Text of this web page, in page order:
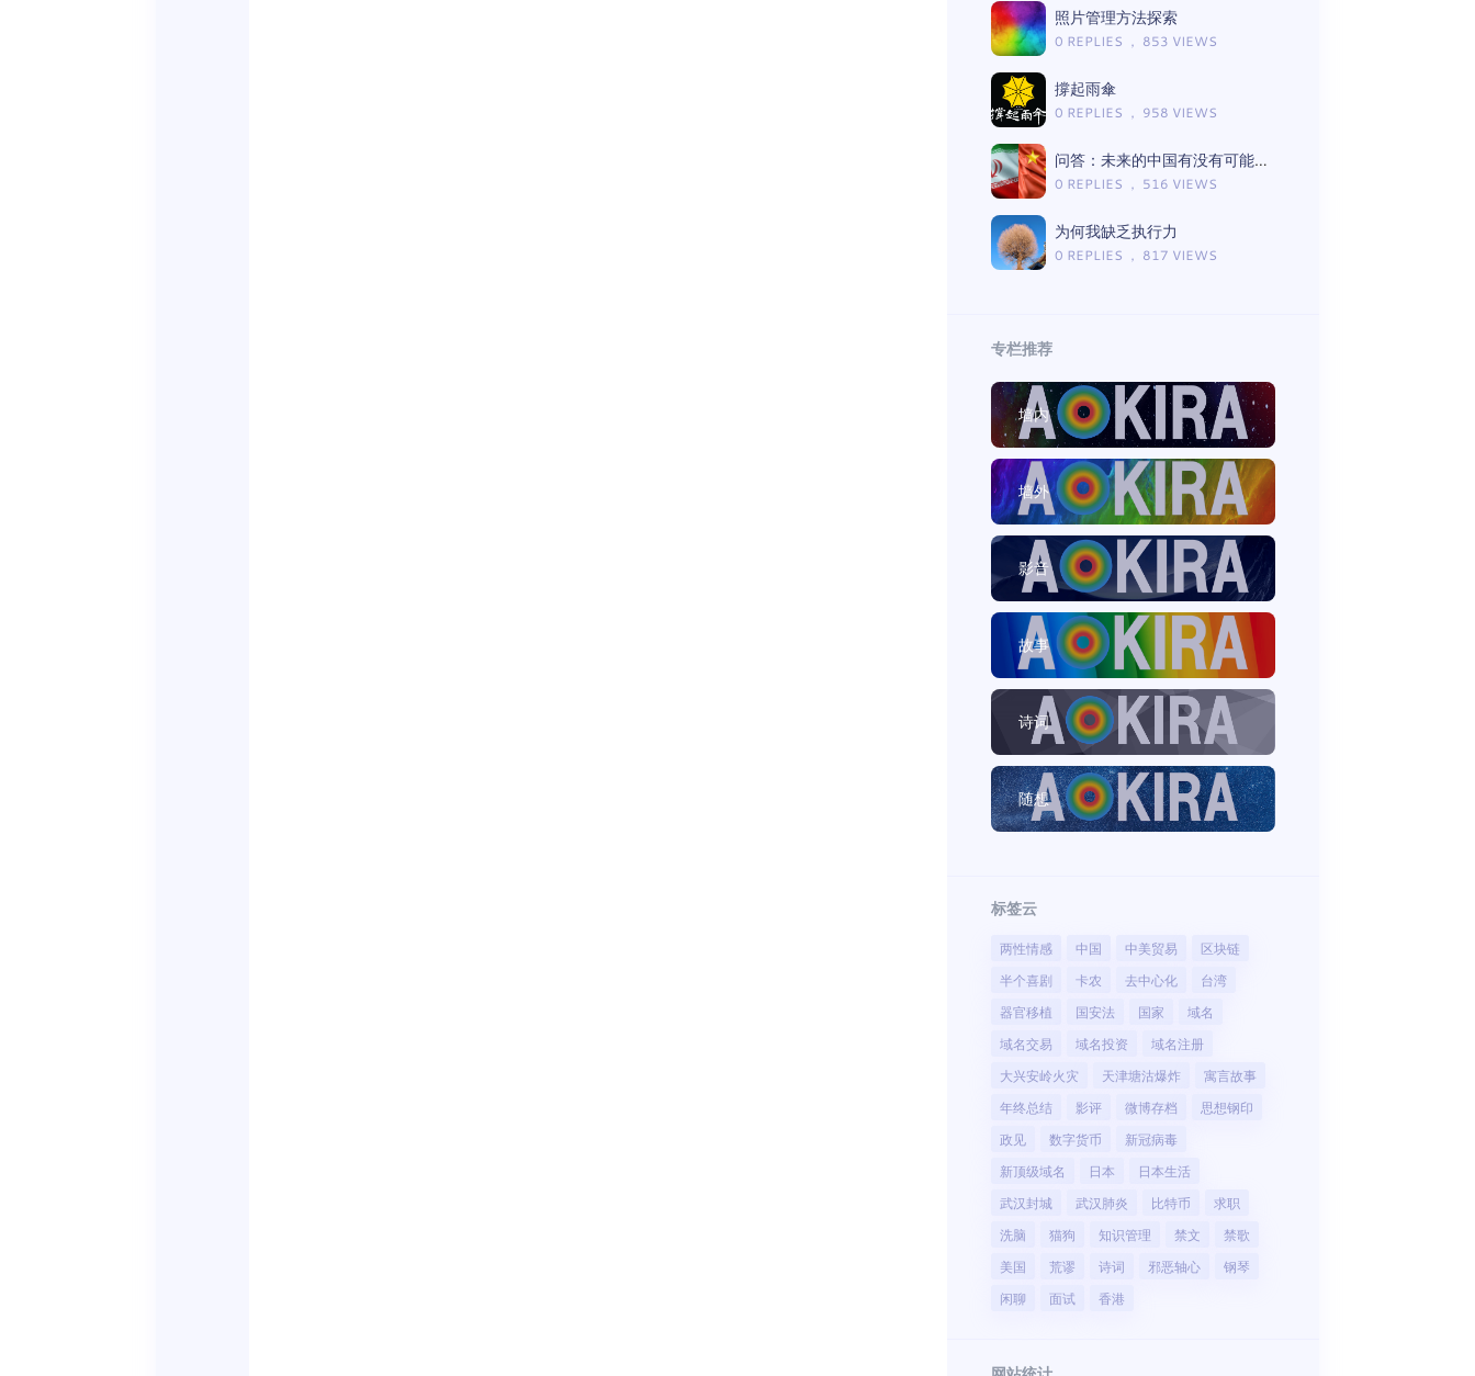
照片管理方法探索
0 REPLIES ， 853 VIEWS
撐起雨傘
0 REPLIES ， 958 VIEWS
问答：未来的中国有没有可能变成今天的伊朗？
0 REPLIES ， 516 VIEWS
为何我缺乏执行力
0 REPLIES ， 817 VIEWS
专栏推荐
墙内
墙外
影音
故事
诗词
随想
标签云
两性情感 中国 中美贸易
区块链
半个喜剧
卡农 去中心化
台湾
器官移植
国安法 国家
域名
域名交易
域名投资
域名注册
大兴安岭火灾
天津塘沽爆炸
寓言故事
年终总结
影评 微博存档
思想钢印
政见
数字货币
新冠病毒
新顶级域名
日本
日本生活
武汉封城
武汉肺炎 比特币
求职
洗脑
猫狗 知识管理 禁文
禁歌
美国
荒谬 诗词 邪恶轴心
钢琴
闲聊
面试 香港